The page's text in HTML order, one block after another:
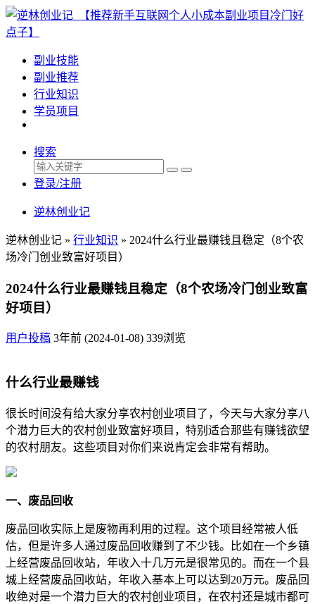
副业技能
副业推荐
行业知识
学员项目
搜索
登录/注册
逆林创业记
逆林创业记 » 行业知识 » 2024什么行业最赚钱且稳定（8个农
场冷门创业致富好项目）
2024什么行业最赚钱且稳定（8个农场冷门创业致富
好项目）
用户投稿 3年前 (2024-01-08) 339浏览
什么行业最赚钱
很长时间没有给大家分享农村创业项目了，今天与大家分享八
个潜力巨大的农村创业致富好项目，特别适合那些有赚钱欲望
的农村朋友。这些项目对你们来说肯定会非常有帮助。
一、废品回收
废品回收实际上是废物再利用的过程。这个项目经常被人低
估，但是许多人通过废品回收赚到了不少钱。比如在一个乡镇
上经营废品回收站，年收入十几万元是很常见的。而在一个县
城上经营废品回收站，年收入基本上可以达到20万元。废品回
收绝对是一个潜力巨大的农村创业项目，在农村还是城市都可